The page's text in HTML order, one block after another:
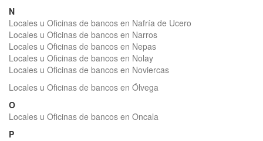
N
Locales u Oficinas de bancos en Nafría de Ucero
Locales u Oficinas de bancos en Narros
Locales u Oficinas de bancos en Nepas
Locales u Oficinas de bancos en Nolay
Locales u Oficinas de bancos en Noviercas
Locales u Oficinas de bancos en Ólvega
O
Locales u Oficinas de bancos en Oncala
P